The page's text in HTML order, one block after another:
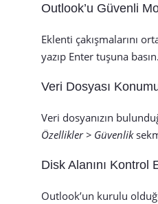
Outlook’u Güvenli
Eklenti çakışmalarını
yazıp Enter tuşuna
Veri Dosyası
Veri dosyanızın
Özellikler > Güvenlik
Disk Alanını Kontrol
Outlook’un kurulu